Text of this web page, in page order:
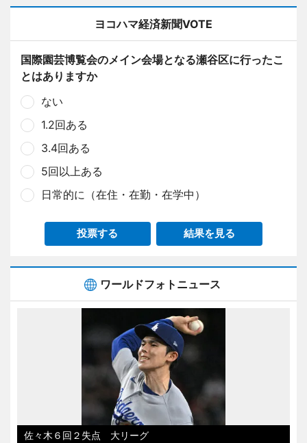
ヨコハマ経済新聞VOTE
国際園芸博覧会のメイン会場となる瀬谷区に行ったこ
とはありますか
ない
1.2回ある
3.4回ある
5回以上ある
日常的に（在住・在勤・在学中）
投票する 結果を見る
ワールドフォトニュース
佐々木６回２失点 大リーグ